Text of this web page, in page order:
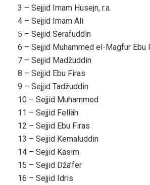
3 – Sejjid Imam Husejn, r.a.
4 – Sejjid Imam Ali
5 – Sejjid Serafuddin
6 – Sejjid Muhammed el-Magfur Ebu
7 – Sejjid Madžuddin
8 – Sejjid Ebu Firas
9 – Sejjid Tadžuddin
10 – Sejjid Muhammed
11 – Sejjid Felläh
12 – Sejjid Ebu Firas
13 – Sejjid Kemaluddin
14 – Sejjid Kasim
15 – Sejjid Dža’fer
16 – Sejjid Idris